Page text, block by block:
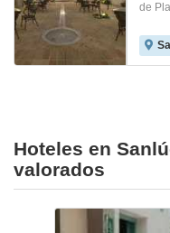
de
Hoteles en
valorados